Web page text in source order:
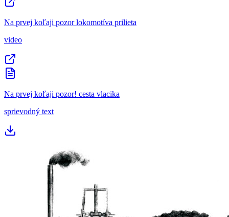
Na prvej koľaji pozor lokomotíva prilieta
video
Na prvej koľaji pozor! cesta vlacika
sprievodný text